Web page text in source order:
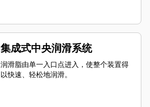
集成式中央润滑系统
润滑脂由单一入口点进入，使整个装置得
以快速、轻松地润滑。